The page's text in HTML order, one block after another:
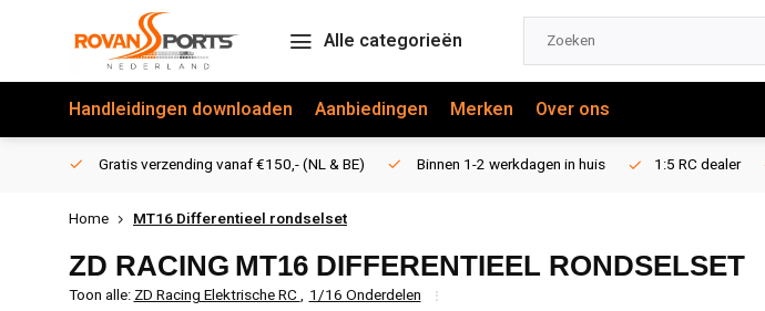
Alle categorieën
Handleidingen downloaden Aanbiedingen Merken Over ons
Gratis verzending vanaf €150,- (NL & BE) Binnen 1-2 werkdagen in huis 1:5 RC dealer
Home MT16 Differentieel rondselset
ZD RACING MT16 DIFFERENTIEEL RONDSELSET
Toon alle:ZD Racing Elektrische RC, 1/16 Onderdelen